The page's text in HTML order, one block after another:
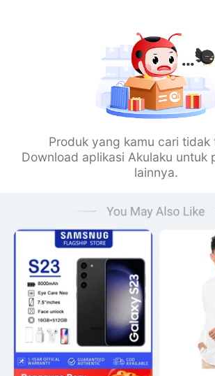
Produk yang kamu cari tidak
Download aplikasi Akulaku untuk
lainnya.